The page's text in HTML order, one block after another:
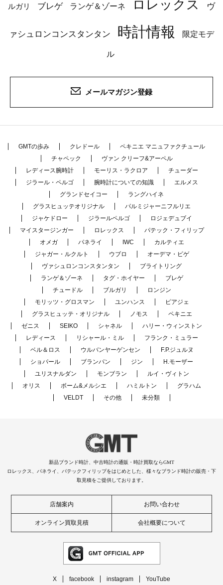
ルガリ ブレゲ ランゲ＆ゾーネ ロレックス ヴ
ァシュロンコンスタンタン 時計情報 限定モデ
ル
メールマガジン登録
GMTの歩み クレドール
ペキニエ マニュファクチュール
チャペック
ヴァン クリーフ&アーペル
レディース腕時計
モーリス・ラクロア
チューダー
ジラール・ペルゴ
腕時計についての知識
エルメス
グランドセイコー
ラングハイネ
グラスヒュッテオリジナル
パルミジャーニフルリエ
ジャケドロー
ジラールペルゴ
ロジェデュブイ
マイスタージンガー
ロレックス
パテック・フィリップ
オメガ
パネライ IWC
カルティエ
ジャガー・ルクルト
ウブロ
オーデマ・ピゲ
ヴァシュロンコンスタンタン
ブライトリング
ランゲ＆ゾーネ
タグ・ホイヤー
ブレゲ
チュードル
ブルガリ
ロンジン
モリッツ・グロスマン
ユンハンス
ピアジェ
グラスヒュッテ・オリジナル
ノモス
ペキニエ
ゼニス
SEIKO シャネル
ハリー・ウィンストン
レディース
リシャール・ミル
フランク・ミュラー
ベル＆ロス
ウルバンヤーゲンセン
F.P.ジュルヌ
ショパール
ブランパン ジン
H.モーザー
ユリスナルダン
モンブラン
ルイ・ヴィトン
オリス
ボーム&メルシエ ハミルトン
グラハム
VELDT
その他 未分類
新品ブランド時計、中古時計の通販・時計買取ならGMT
ロレックス、パネライ、パテックフィリップをはじめとした、様々なブランド時計の販売・下
取見積をご提供しております。
店舗案内 お問い合わせ
オンライン買取見積 会社概要について
X facebook instagram YouTube